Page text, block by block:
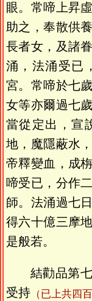
眼。常啼上昇
助之，奉散供
長者女，及諸
涌，法涌受已
宮。常啼於七
女等亦爾過七
當從定出，宣
地，魔隱蔽水
帝釋變血，成
啼受已，分作
師。法涌過七
得六十億三摩
是般若。
結勸品第
受持 （已上共四百